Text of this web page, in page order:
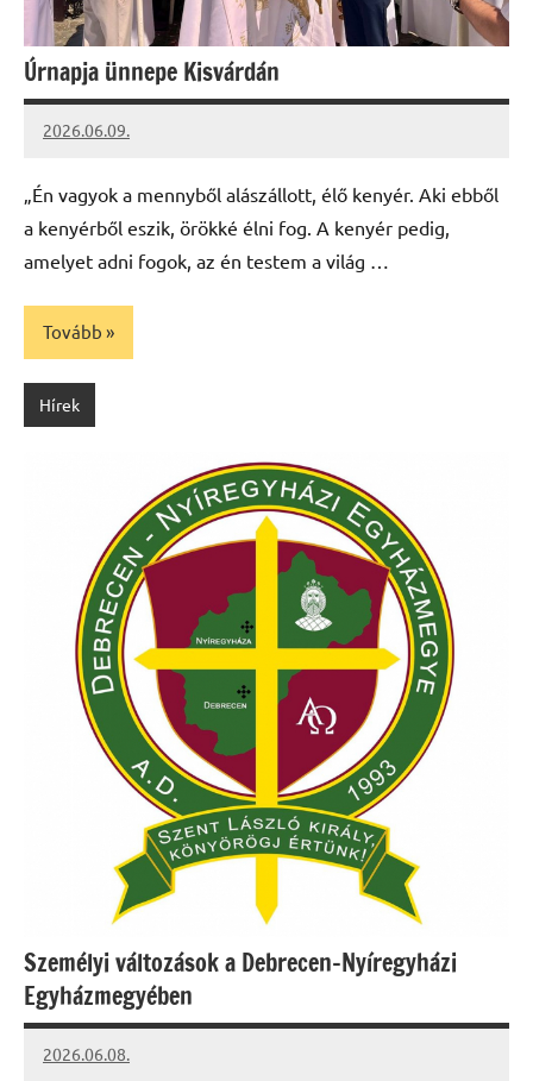
Úrnapja ünnepe Kisvárdán
2026.06.09.
Leiszt
„Én vagyok a mennyből alászállott, élő kenyér. Aki ebből
a kenyérből eszik, örökké élni fog. A kenyér pedig,
amelyet adni fogok, az én testem a világ …
Tovább
Hírek
Személyi változások a Debrecen-Nyíregyházi
Egyházmegyében
2026.06.08.
Leiszt